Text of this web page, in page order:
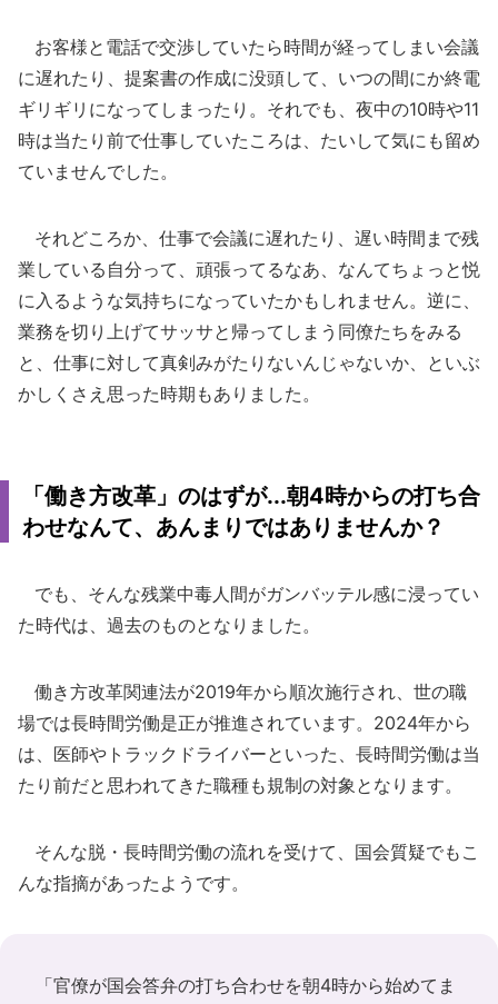
お客様と電話で交渉していたら時間が経ってしまい会議
に遅れたり、提案書の作成に没頭して、いつの間にか終電
ギリギリになってしまったり。それでも、夜中の10時や11
時は当たり前で仕事していたころは、たいして気にも留め
ていませんでした。
それどころか、仕事で会議に遅れたり、遅い時間まで残
業している自分って、頑張ってるなあ、なんてちょっと悦
に入るような気持ちになっていたかもしれません。逆に、
業務を切り上げてサッサと帰ってしまう同僚たちをみる
と、仕事に対して真剣みがたりないんじゃないか、といぶ
かしくさえ思った時期もありました。
「働き方改革」のはずが...朝4時からの打ち合
わせなんて、あんまりではありませんか？
でも、そんな残業中毒人間がガンバッテル感に浸ってい
た時代は、過去のものとなりました。
働き方改革関連法が2019年から順次施行され、世の職
場では長時間労働是正が推進されています。2024年から
は、医師やトラックドライバーといった、長時間労働は当
たり前だと思われてきた職種も規制の対象となります。
そんな脱・長時間労働の流れを受けて、国会質疑でもこ
んな指摘があったようです。
「官僚が国会答弁の打ち合わせを朝4時から始めてま